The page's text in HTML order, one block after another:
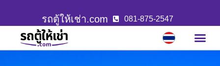
รถตู้ให้เช่า.com 081-875-2547